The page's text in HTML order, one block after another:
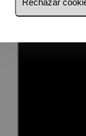
enclavado en un
construidos y
Rechazar